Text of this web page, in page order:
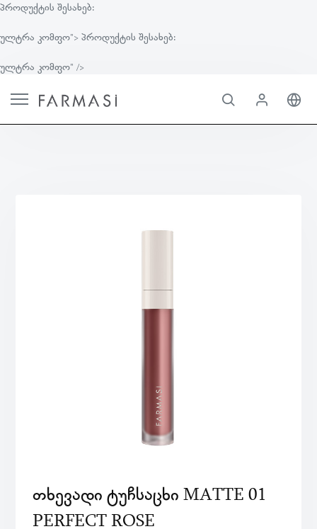
პროდუქტის შესახებ:
ულტრა კომფო"> პროდუქტის შესახებ:
ულტრა კომფო" />
ᲗᲮᲔᲕᲐᲓᲘ ᲢᲣᲩᲡᲐᲪᲮᲘ MATTE 01
PERFECT ROSE